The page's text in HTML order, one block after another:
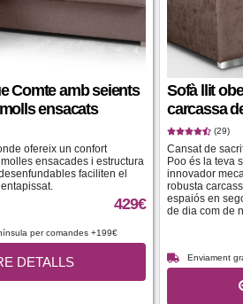
Comte amb seients
ensacats
ofereix un confort
ensacades i estructura
faciliten el
429€
per comandes +199€
DETALLS
Sofà llit
carcassa
(29)
Cansat de
Poo és la teva
innovador
robusta
espaiós en
de dia com de
Enviament